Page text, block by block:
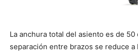
La anchura total del asiento es de
separación entre brazos se reduce a